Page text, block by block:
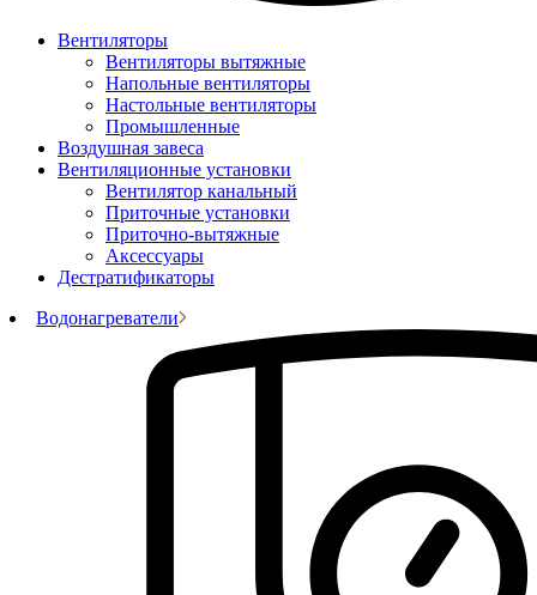
Вентиляторы
Вентиляторы вытяжные
Напольные вентиляторы
Настольные вентиляторы
Промышленные
Воздушная завеса
Вентиляционные установки
Вентилятор канальный
Приточные установки
Приточно-вытяжные
Аксессуары
Дестратификаторы
Водонагреватели